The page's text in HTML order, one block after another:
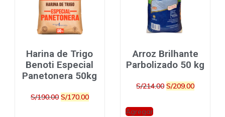
Harina de Trigo
Benoti Especial
Panetonera 50kg
S/190.00 S/170.00
Arroz Brilhante
Parbolizado 50 kg
S/214.00 S/209.00
Agregar